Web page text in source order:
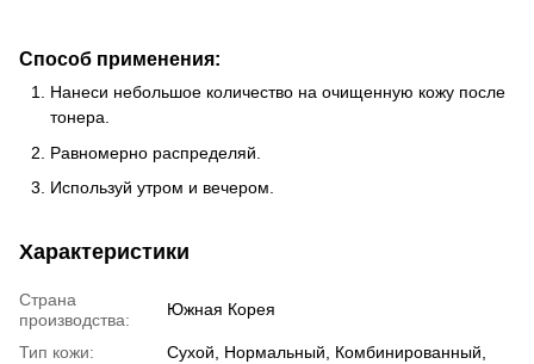
Способ применения:
Нанеси небольшое количество на очищенную кожу после
тонера.
Равномерно распределяй.
Используй утром и вечером.
Характеристики
Страна
производства:
Южная Корея
Тип кожи:
Сухой, Нормальный, Комбинированный,